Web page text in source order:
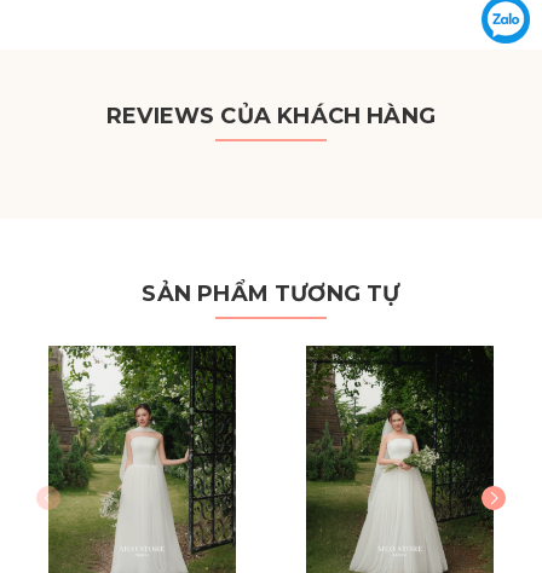
REVIEWS CỦA KHÁCH HÀNG
SẢN PHẨM TƯƠNG TỰ